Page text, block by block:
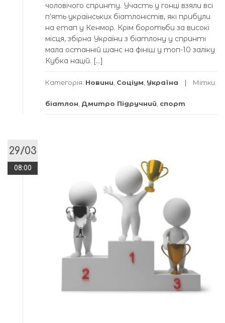
чоловічого спринту. Участь у гонці взяли всі
п’ять українських біатлоністів, які прибули
на етап у Кенмор. Крім боротьби за високі
місця, збірна України з біатлону у спринті
мала останній шанс на фініш у топ-10 заліку
Кубка націй. […]
Категорія: Новини, Соціум, Україна Мітки:
біатлон, Дмитро Підручний, спорт
29/03
08:00